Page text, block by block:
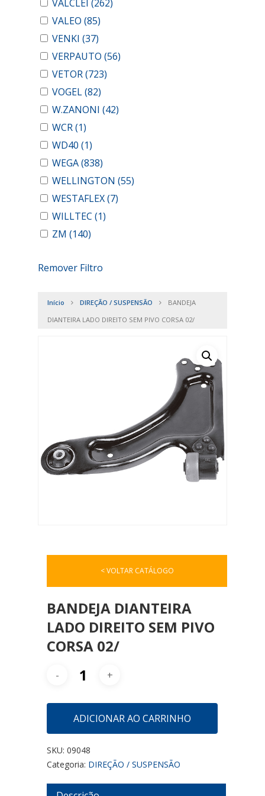
VALCLEI (262)
VALEO (85)
VENKI (37)
VERPAUTO (56)
VETOR(723)
VOGEL(82)
W.ZANONI (42)
WCR(1)
WD40 (1)
WEGA(838)
WELLINGTON (55)
WESTAFLEX(7)
WILLTEC (1)
ZM (140)
Remover Filtro
Início DIREÇÃO / SUSPENSÃO
BANDEJA
DIANTEIRA LADO DIREITO SEM PIVO CORSA 02/
< VOLTAR CATÁLOGO
BANDEJA DIANTEIRA
LADO DIREITO SEM PIVO
CORSA 02/
ADICIONAR AO CARRINHO
SKU: 09048
Categoria: DIREÇÃO / SUSPENSÃO